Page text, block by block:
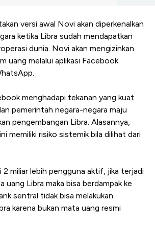
versi awal Novi akan diperkenalkan
ketika Libra sudah mendapatkan
dunia. Novi akan mengizinkan
uang melalui aplikasi Facebook
menghadapi tekanan yang kuat
pemerintah negara-negara maju
pengembangan Libra. Alasannya,
memiliki risiko sistemik bila dilihat dari
2 miliar lebih pengguna aktif, jika terjadi
uang Libra maka bisa berdampak ke
sentral tidak bisa melakukan
karena bukan mata uang resmi